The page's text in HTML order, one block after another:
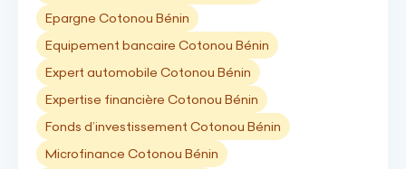
Epargne Cotonou Bénin
Equipement bancaire Cotonou Bénin
Expert automobile Cotonou Bénin
Expertise financière Cotonou Bénin
Fonds d’investissement Cotonou Bénin
Microfinance Cotonou Bénin